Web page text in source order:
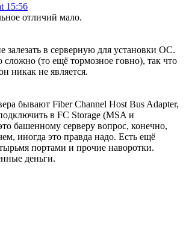
15:56
отличий мало.
в серверную для установки ОС.
сложно (то ещё тормозное говно), так что
никак не является.
бывают Fiber Channel Host Bus Adapter,
в FC Storage (MSA и
башенному серверу вопрос, конечно,
иногда это правда надо. Есть ещё
портами и прочие наворотки.
деньги.